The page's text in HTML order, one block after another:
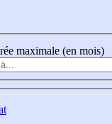
maximale (en mois)